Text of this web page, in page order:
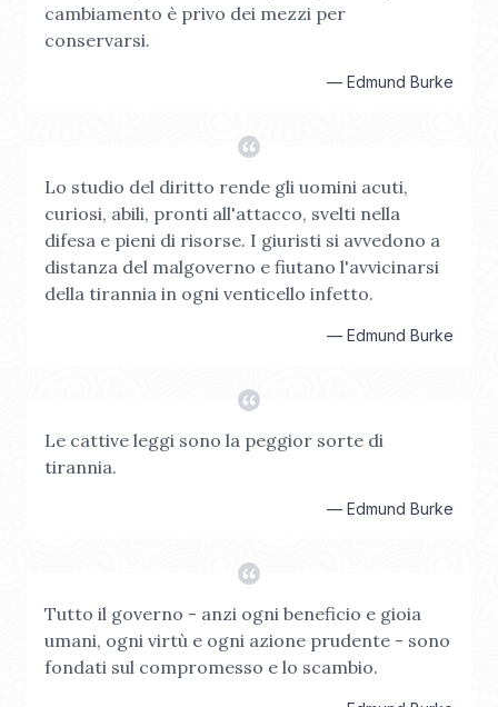
cambiamento è privo dei mezzi per
conservarsi.
— Edmund Burke
Lo studio del diritto rende gli uomini acuti,
curiosi, abili, pronti all'attacco, svelti nella
difesa e pieni di risorse. I giuristi si avvedono a
distanza del malgoverno e fiutano l'avvicinarsi
della tirannia in ogni venticello infetto.
— Edmund Burke
Le cattive leggi sono la peggior sorte di
tirannia.
— Edmund Burke
Tutto il governo - anzi ogni beneficio e gioia
umani, ogni virtù e ogni azione prudente - sono
fondati sul compromesso e lo scambio.